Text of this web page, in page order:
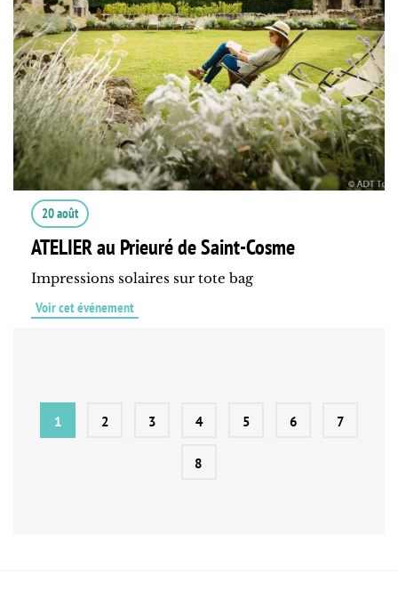
20 août
ATELIER au Prieuré de Saint-Cosme
Impressions solaires sur tote bag
Voir cet événement
1 2 3 4 5 6 7
8